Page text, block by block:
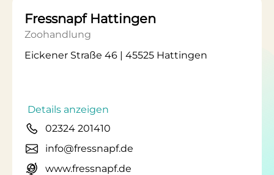
Fressnapf Hattingen
Zoohandlung
Eickener Straße 46 | 45525 Hattingen
Details anzeigen
02324 201410
info@fressnapf.de
www.fressnapf.de